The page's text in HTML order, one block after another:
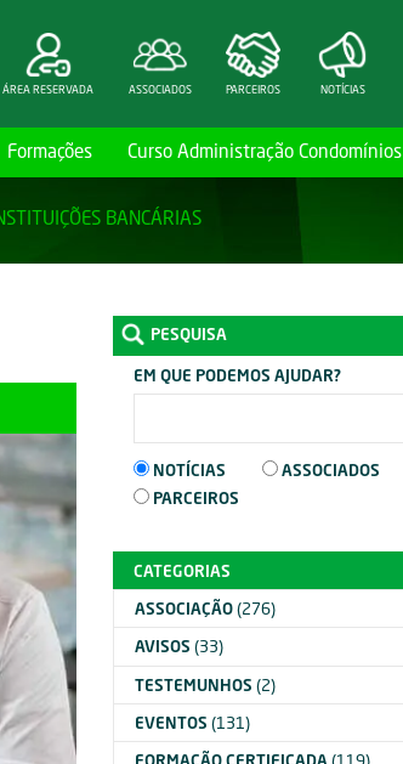
Formações Curso Administração Condomínios
ÁREA RESERVADA ASSOCIADOS PARCEIROS NOTÍCIAS
BANCÁRIAS
PESQUISA
EM QUE PODEMOS AJUDAR?
NOTÍCIAS
ASSOCIADOS
PARCEIROS
CATEGORIAS
ASSOCIAÇÃO(276)
AVISOS (33)
TESTEMUNHOS (2)
EVENTOS (131)